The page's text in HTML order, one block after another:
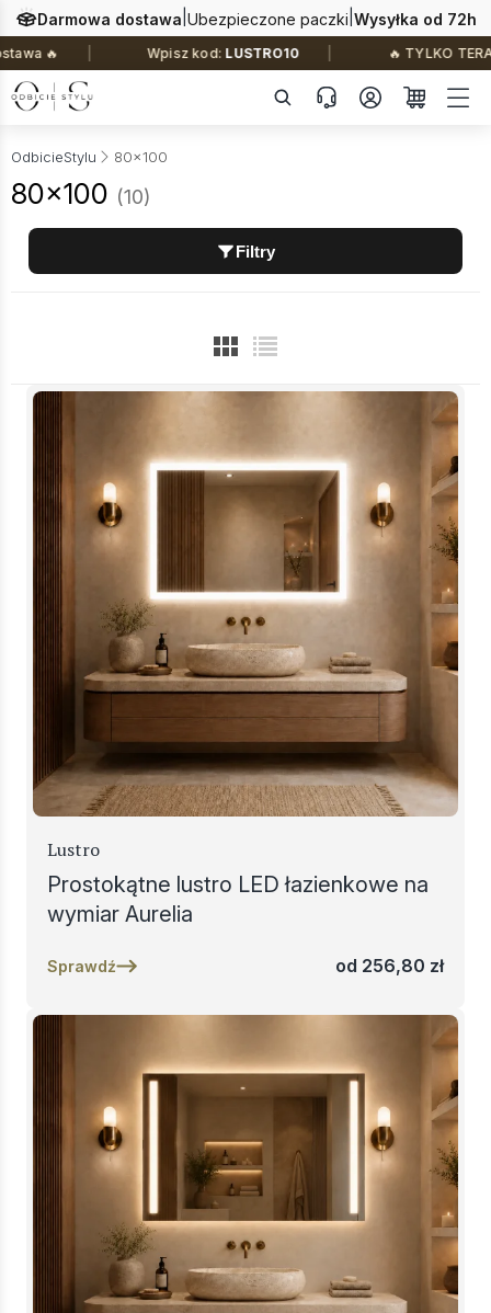
Darmowa dostawa Ubezpieczone paczki Wysyłka od 72h
Wpisz kod: LUSTRO10 🔥 TYLKO TERAZ: –10% na
OdbicieStylu 80x100
80x100 (10)
Filtry
Lustro
Prostokątne lustro LED łazienkowe na
wymiar Aurelia
Sprawdź od 256,80 zł